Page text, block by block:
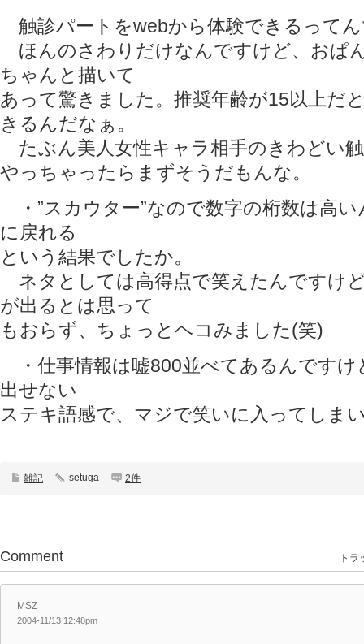
触診パートをwebから体験できるって
ほんのさわりだけなんですけど、おぱ
ちゃんと描いて
あって驚きました。推奨年齢が15以上だ
きるんだなぁ。
たぶん美人女性キャラ相手のきわどい
やっちゃったらまずそうだもんな。
・”スカウター”なので数字の桁数は高
に戻れる
という結果でしたか。
ネタとしては高得点で笑えたんですけ
が出るとは思って
もおらず、ちょっとヘコみました(笑)
・仕事情報は嘘800並べてあるんですけ
出せない
ステキ語感で、マジで笑いに入ってしま
雑記 setuga 2件
Comment トラ
MSZ
2004-11/13 12:48pm